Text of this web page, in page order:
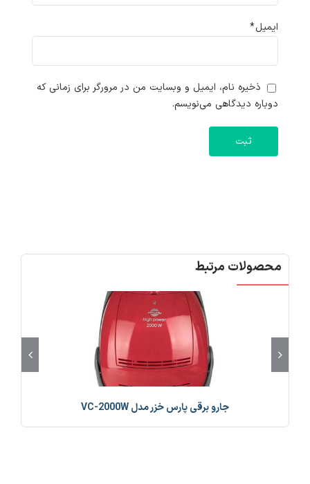
ایمیل*
ذخیره نام، ایمیل و وبسایت من در مرورگر برای زمانی که
دوباره دیدگاهی می‌نویسم.
محصولات مرتبط
جارو برقی پارس خزر مدل VC-2000W